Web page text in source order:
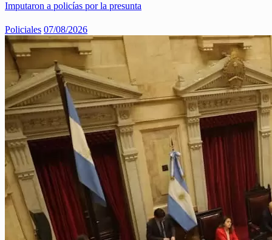
Imputaron a policías por la presunta
Policiales 07/08/2026